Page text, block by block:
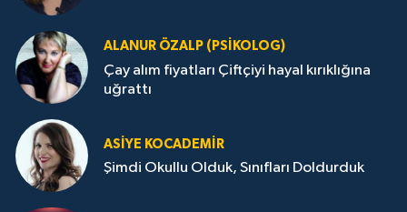
ALANUR ÖZALP (PSIKOLOG)
Çay alım fiyatları Çiftçiyi hayal kırıklığına
uğrattı
ASIYE KOCADEMİR
Şimdi Okullu Olduk, Sınıfları Doldurduk